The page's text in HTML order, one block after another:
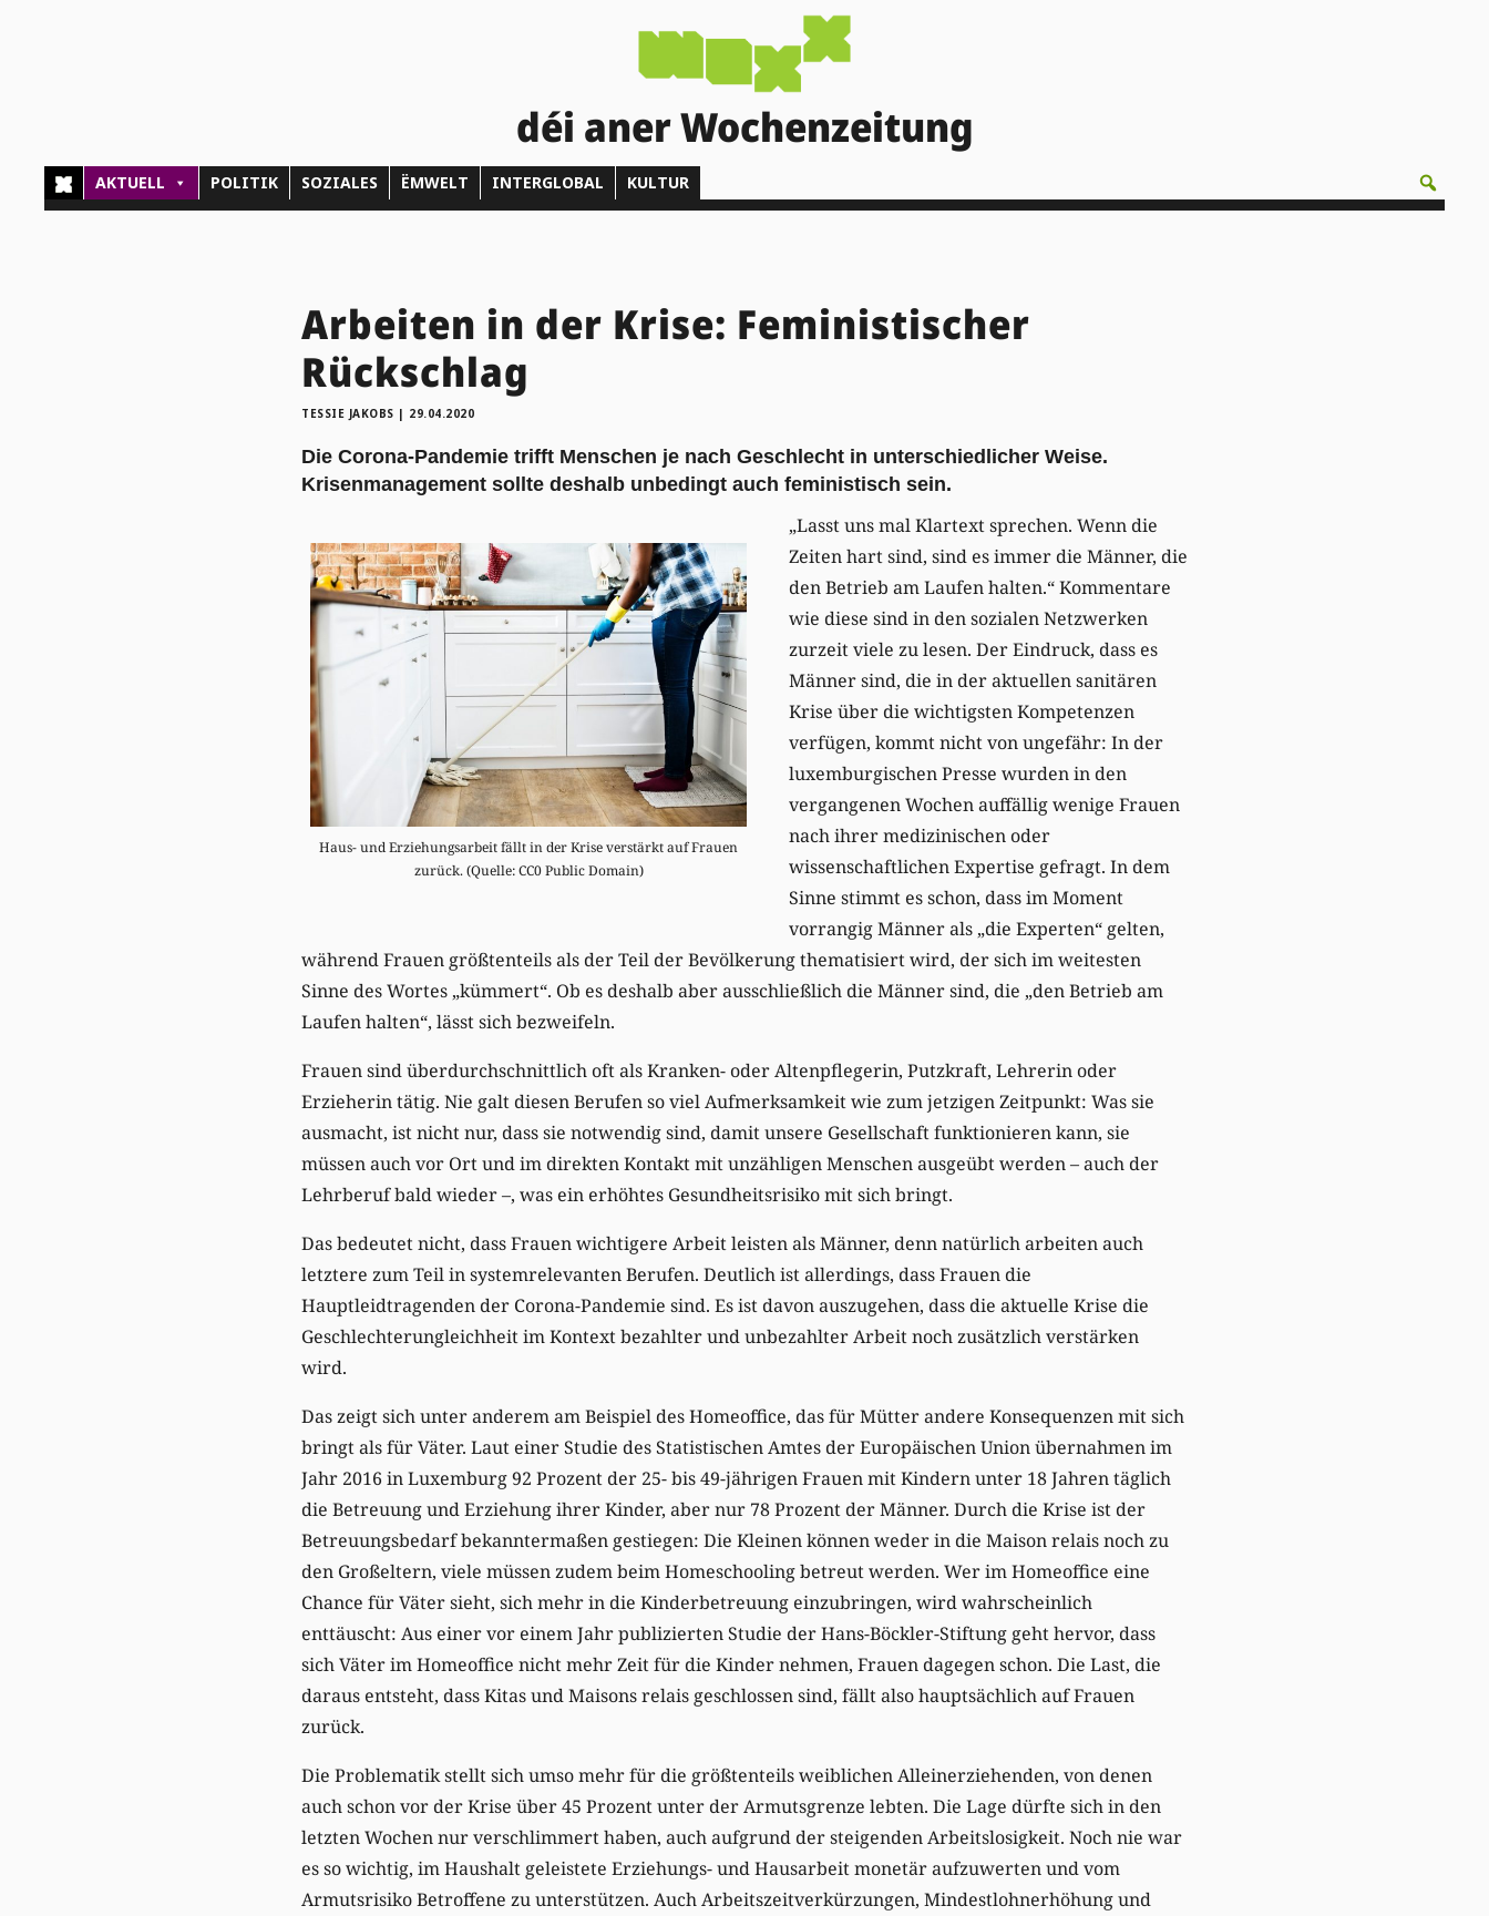
déi aner Wochenzeitung
AKTUELL POLITIK SOZIALES ËMWELT INTERGLOBAL KULTUR
Arbeiten in der Krise: Feministischer
Rückschlag
TESSIE JAKOBS | 29.04.2020
Die Corona-Pandemie trifft Menschen je nach Geschlecht in unterschiedlicher Weise.
Krisenmanagement sollte deshalb unbedingt auch feministisch sein.
Haus- und Erziehungsarbeit fällt in der Krise verstärkt auf Frauen
zurück. (Quelle: CC0 Public Domain)
„Lasst uns mal Klartext sprechen. Wenn die
Zeiten hart sind, sind es immer die Männer, die
den Betrieb am Laufen halten.“ Kommentare
wie diese sind in den sozialen Netzwerken
zurzeit viele zu lesen. Der Eindruck, dass es
Männer sind, die in der aktuellen sanitären
Krise über die wichtigsten Kompetenzen
verfügen, kommt nicht von ungefähr: In der
luxemburgischen Presse wurden in den
vergangenen Wochen auffällig wenige Frauen
nach ihrer medizinischen oder
wissenschaftlichen Expertise gefragt. In dem
Sinne stimmt es schon, dass im Moment
vorrangig Männer als „die Experten“ gelten,
während Frauen größtenteils als der Teil der Bevölkerung thematisiert wird, der sich im weitesten
Sinne des Wortes „kümmert“. Ob es deshalb aber ausschließlich die Männer sind, die „den Betrieb am
Laufen halten“, lässt sich bezweifeln.
Frauen sind überdurchschnittlich oft als Kranken- oder Altenpflegerin, Putzkraft, Lehrerin oder
Erzieherin tätig. Nie galt diesen Berufen so viel Aufmerksamkeit wie zum jetzigen Zeitpunkt: Was sie
ausmacht, ist nicht nur, dass sie notwendig sind, damit unsere Gesellschaft funktionieren kann, sie
müssen auch vor Ort und im direkten Kontakt mit unzähligen Menschen ausgeübt werden – auch der
Lehrberuf bald wieder –, was ein erhöhtes Gesundheitsrisiko mit sich bringt.
Das bedeutet nicht, dass Frauen wichtigere Arbeit leisten als Männer, denn natürlich arbeiten auch
letztere zum Teil in systemrelevanten Berufen. Deutlich ist allerdings, dass Frauen die
Hauptleidtragenden der Corona-Pandemie sind. Es ist davon auszugehen, dass die aktuelle Krise die
Geschlechterungleichheit im Kontext bezahlter und unbezahlter Arbeit noch zusätzlich verstärken
wird.
Das zeigt sich unter anderem am Beispiel des Homeoffice, das für Mütter andere Konsequenzen mit sich
bringt als für Väter. Laut einer Studie des Statistischen Amtes der Europäischen Union übernahmen im
Jahr 2016 in Luxemburg 92 Prozent der 25- bis 49-jährigen Frauen mit Kindern unter 18 Jahren täglich
die Betreuung und Erziehung ihrer Kinder, aber nur 78 Prozent der Männer. Durch die Krise ist der
Betreuungsbedarf bekanntermaßen gestiegen: Die Kleinen können weder in die Maison relais noch zu
den Großeltern, viele müssen zudem beim Homeschooling betreut werden. Wer im Homeoffice eine
Chance für Väter sieht, sich mehr in die Kinderbetreuung einzubringen, wird wahrscheinlich
enttäuscht: Aus einer vor einem Jahr publizierten Studie der Hans-Böckler-Stiftung geht hervor, dass
sich Väter im Homeoffice nicht mehr Zeit für die Kinder nehmen, Frauen dagegen schon. Die Last, die
daraus entsteht, dass Kitas und Maisons relais geschlossen sind, fällt also hauptsächlich auf Frauen
zurück.
Die Problematik stellt sich umso mehr für die größtenteils weiblichen Alleinerziehenden, von denen
auch schon vor der Krise über 45 Prozent unter der Armutsgrenze lebten. Die Lage dürfte sich in den
letzten Wochen nur verschlimmert haben, auch aufgrund der steigenden Arbeitslosigkeit. Noch nie war
es so wichtig, im Haushalt geleistete Erziehungs- und Hausarbeit monetär aufzuwerten und vom
Armutsrisiko Betroffene zu unterstützen. Auch Arbeitszeitverkürzungen, Mindestlohnerhöhung und